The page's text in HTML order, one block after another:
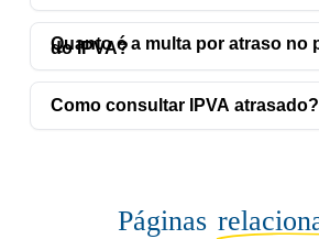
Quanto é a multa por atraso no
do IPVA?
Como consultar IPVA atrasado?
Páginas